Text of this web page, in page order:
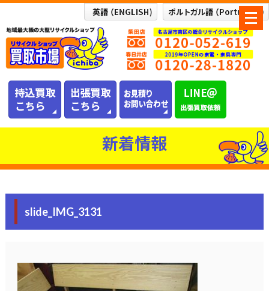
メ
ニ
ュ
ー
新着情報
slide_IMG_3131